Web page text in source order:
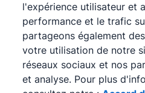
©2026Pipedrive
Pipedrive
Conditions d'utilisation
Pipedrive
Politique de confidentialité
Plan du site
Accord de consentement aux
Préférences de cookies
l'expérience utilisateur et
performance et le trafic
partageons également
votre utilisation de notre
réseaux sociaux et nos
et analyse. Pour plus